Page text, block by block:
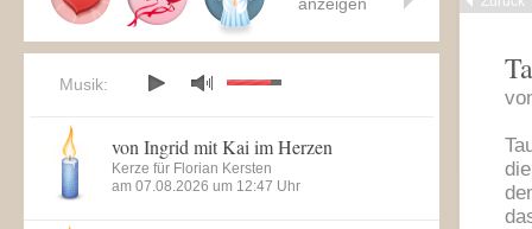
Musik:
von Ingrid mit Kai im Herzen
Kerze für Florian Kersten
am 07.08.2026 um 12:47 Uhr